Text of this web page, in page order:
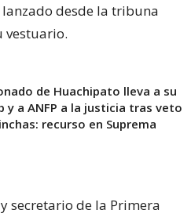
desde la tribuna
vestuario.
de Huachipato lleva a su
y a ANFP a la justicia tras veto
recurso en Suprema
secretario de la Primera